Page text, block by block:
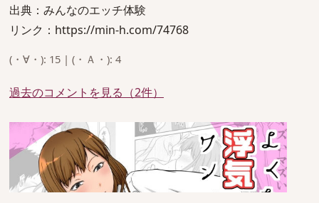
出典：みんなのエッチ体験
リンク：https://min-h.com/74768
(・∀・): 15 | (・Ａ・): 4
過去のコメントを見る（2件）